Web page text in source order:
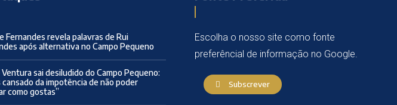
Fernandes revela palavras de Rui
após alternativa no Campo Pequeno
sai desiludido do Campo Pequeno:
cansado da impotência de não poder
como gostas”
Escolha o nosso site como fonte
preferêncial de informação no Google.
Subscrever